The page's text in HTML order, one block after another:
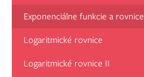
Exponenciálne funkcie a rovnice
Logaritmické rovnice
Logaritmické rovnice II